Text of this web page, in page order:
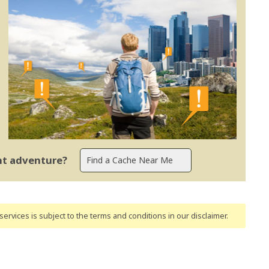
adventure?
is subject to the terms and conditions in our disclaimer.